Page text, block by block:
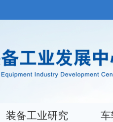
装备工业研究 车